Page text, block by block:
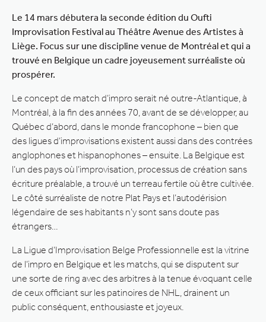
Le 14 mars débutera la seconde édition du Oufti
Improvisation Festival au Théâtre Avenue des Artistes à
Liège. Focus sur une discipline venue de Montréal et qui a
trouvé en Belgique un cadre joyeusement surréaliste où
prospérer.
Le concept de match d’impro serait né outre-Atlantique, à
Montréal, à la fin des années 70, avant de se développer, au
Québec d’abord, dans le monde francophone – bien que
des ligues d’improvisations existent aussi dans des contrées
anglophones et hispanophones – ensuite. La Belgique est
l’un des pays où l’improvisation, processus de création sans
écriture préalable, a trouvé un terreau fertile où être cultivée.
Le côté surréaliste de notre Plat Pays et l’autodérision
légendaire de ses habitants n’y sont sans doute pas
étrangers…
La Ligue d’Improvisation Belge Professionnelle est la vitrine
de l’impro en Belgique et les matchs, qui se disputent sur
une sorte de ring avec des arbitres à la tenue évoquant celle
de ceux officiant sur les patinoires de NHL, drainent un
public conséquent, enthousiaste et joyeux.